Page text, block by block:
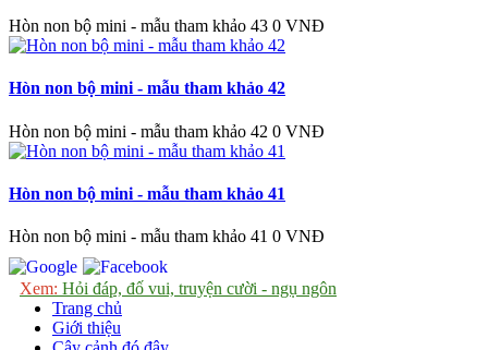
Hòn non bộ mini - mẫu tham khảo 43 0 VNĐ
Hòn non bộ mini - mẫu tham khảo 42
Hòn non bộ mini - mẫu tham khảo 42 0 VNĐ
Hòn non bộ mini - mẫu tham khảo 41
Hòn non bộ mini - mẫu tham khảo 41 0 VNĐ
Xem: Hỏi đáp, đố vui, truyện cười - ngụ ngôn
Trang chủ
Giới thiệu